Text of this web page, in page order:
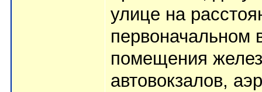
улице на
первоначальном
помещения
автовокзалов,